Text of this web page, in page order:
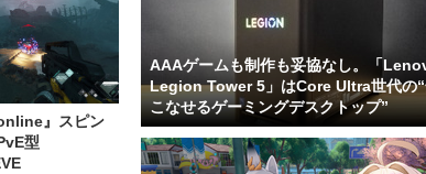
online』スピン
型
AAAゲームも制作も妥協なし。「
Legion Tower 5」はCore Ultra世代の
こなせるゲーミングデスクトップ”